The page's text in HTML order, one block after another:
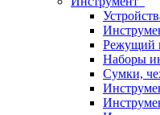
Режущий
Наборы
Сумки,